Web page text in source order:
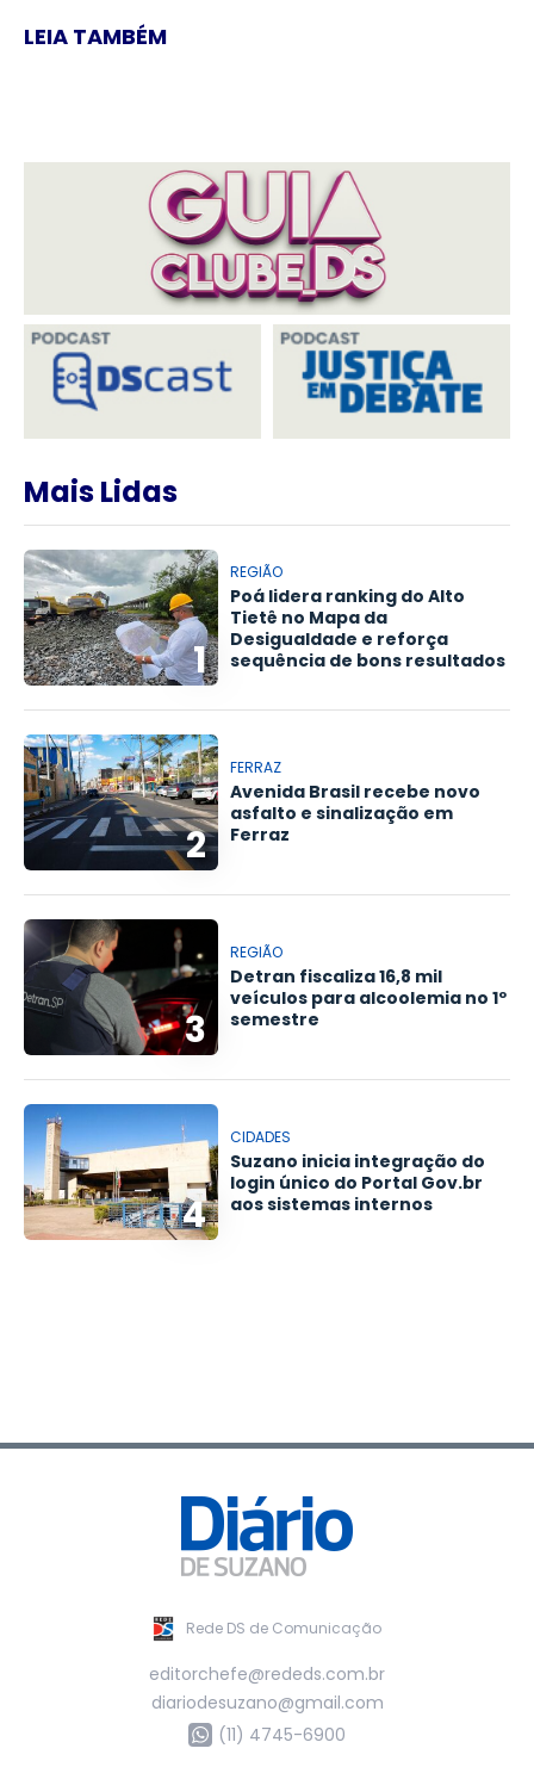
LEIA TAMBÉM
Mais Lidas
1
REGIÃO
Poá lidera ranking do Alto
Tietê no Mapa da
Desigualdade e reforça
sequência de bons resultados
2
FERRAZ
Avenida Brasil recebe novo
asfalto e sinalização em
Ferraz
3
REGIÃO
Detran fiscaliza 16,8 mil
veículos para alcoolemia no 1º
semestre
4
CIDADES
Suzano inicia integração do
login único do Portal Gov.br
aos sistemas internos
Rede DS de Comunicação
editorchefe@rededs.com.br
diariodesuzano@gmail.com
(11) 4745-6900